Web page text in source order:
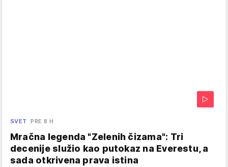
SVET PRE 8 H
Mračna legenda "Zelenih čizama": Tri
decenije služio kao putokaz na Everestu, a
sada otkrivena prava istina